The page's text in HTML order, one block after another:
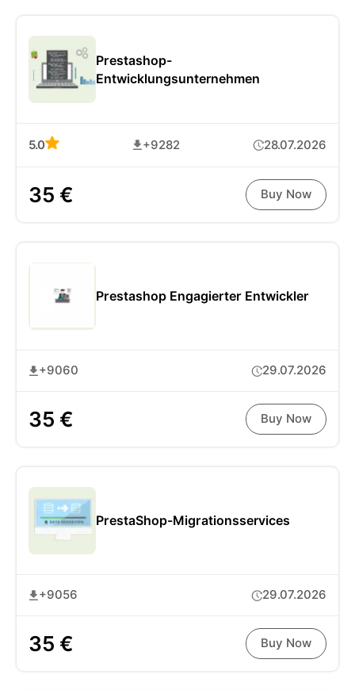
Prestashop-
Entwicklungsunternehmen
5.0 +9282 28.07.2026
35 € Buy Now
Prestashop Engagierter Entwickler
+9060 29.07.2026
35 € Buy Now
PrestaShop-Migrationsservices
+9056 29.07.2026
35 € Buy Now